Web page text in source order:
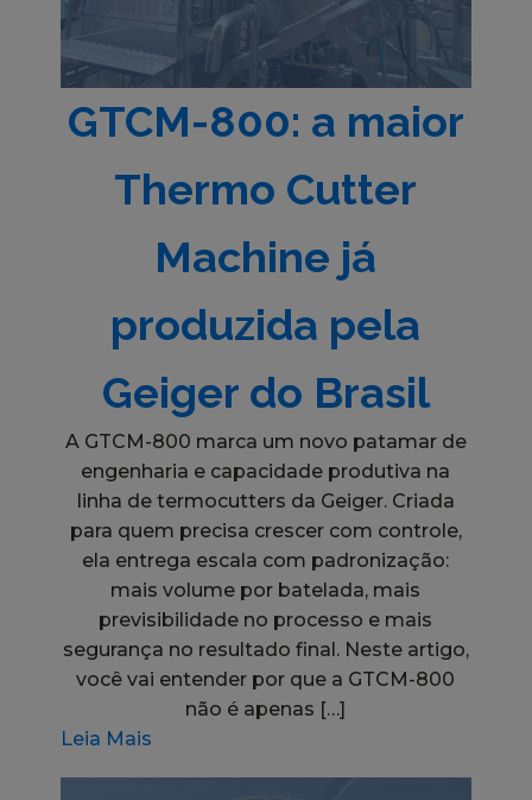
GTCM-800: a maior
Thermo Cutter
Machine já
produzida pela
Geiger do Brasil
A GTCM-800 marca um novo patamar de
engenharia e capacidade produtiva na
linha de termocutters da Geiger. Criada
para quem precisa crescer com controle,
ela entrega escala com padronização:
mais volume por batelada, mais
previsibilidade no processo e mais
segurança no resultado final. Neste artigo,
você vai entender por que a GTCM-800
não é apenas […]
Leia Mais